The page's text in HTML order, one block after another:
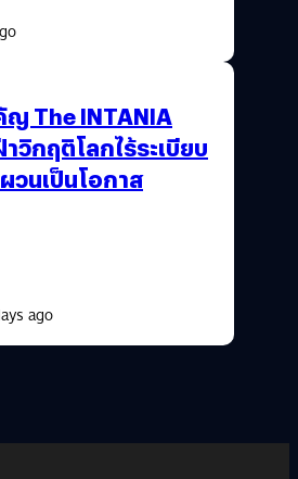
ญ The INTANIA
วิกฤติโลกไร้ระเบียบ
วนเป็นโอกาส
ago